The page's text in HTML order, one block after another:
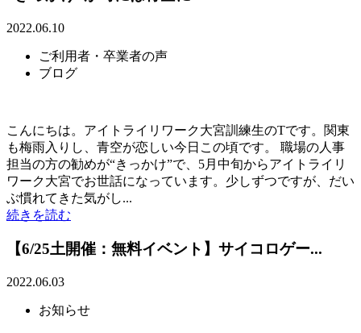
2022.06.10
ご利用者・卒業者の声
ブログ
こんにちは。アイトライリワーク大宮訓練生のTです。関東
も梅雨入りし、青空が恋しい今日この頃です。 職場の人事
担当の方の勧めが“きっかけ”で、5月中旬からアイトライリ
ワーク大宮でお世話になっています。少しずつですが、だい
ぶ慣れてきた気がし...
続きを読む
【6/25土開催：無料イベント】サイコロゲー...
2022.06.03
お知らせ